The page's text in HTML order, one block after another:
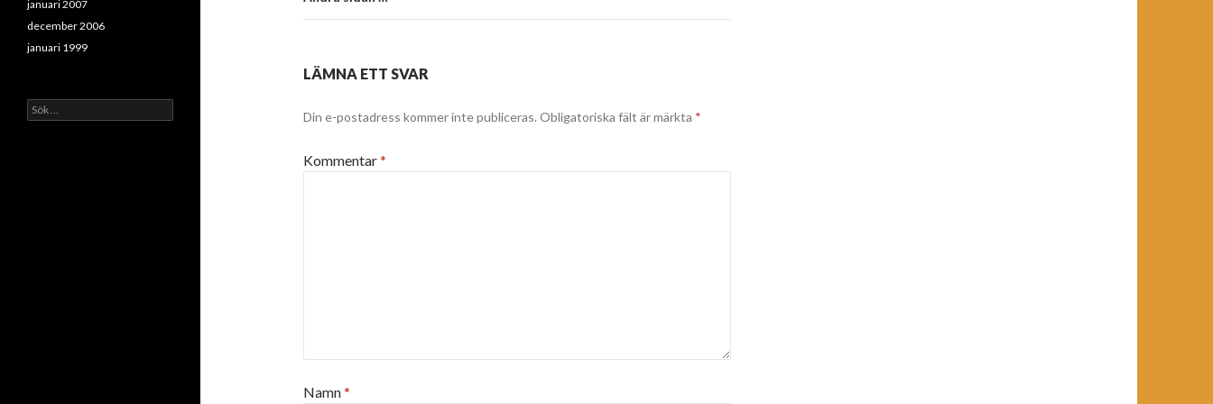
LÄMNA ETT SVAR
Din e-postadress kommer inte publiceras. Obligatoriska fält är märkta *
Kommentar*
Namn*
januari 2007
december 2006
januari 1999
Sök
efter: